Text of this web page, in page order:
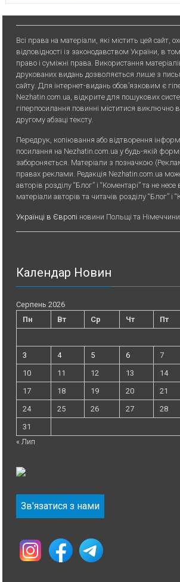
Всі права на матеріали, які містить цей сайт,
відповідності із законодавством України, в
право і суміжні права. Використання
друкованих видань дозволяється лише з
сайту. Для iнтернет-видань обов’язковим є
Nezhatin.com.ua, відкрите для пошукових
гіперпосилання повинні міститися виключно
другому абзаці тексту.
Передрук, копiювання або вiдтворення
посилання на Nezhatin.com.ua у будь-якiй
забороняється. Матеріали з позначкою
правах реклами. Редакція Nezhatin.com.ua
авторів розділу “Блог” і “Коментарі” та не несе
матеріали авторів та читачів розділу “Блог” і
Українці в Європі новини Польщі та Німеччини
Календар Новин
Серпень 2026
Пн
Вт Ср Чт Пт
3
4 5 6 7
10
11 12 13 14
17
18 19 20 21
24
25 26 27 28
31
« Лип
Зв'язатися з нами